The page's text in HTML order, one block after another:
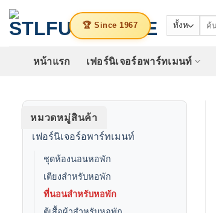
ข้าม
ไป
🏆 Since 1967
ค้นหา:
หน้าแรก เฟอร์นิเจอร์อพาร์ทเมนท์
หมวดหมู่สินค้า
เฟอร์นิเจอร์อพาร์ทเมนท์
ชุดห้องนอนหอพัก
เตียงสำหรับหอพัก
ที่นอนสำหรับหอพัก